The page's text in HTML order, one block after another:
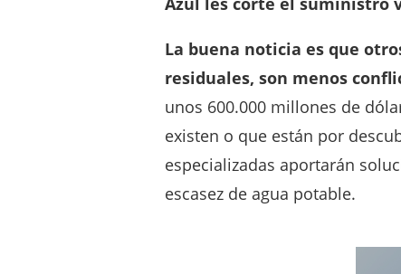
La buena noticia es que
residuales, son menos
unos 600.000 millones de
existen o que están por
especializadas aportarán
escasez de agua potable.